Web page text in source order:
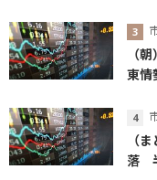
（
東情
（
落